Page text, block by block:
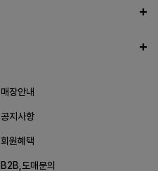
매장안내
공지사항
회원혜택
B2B,도매문의